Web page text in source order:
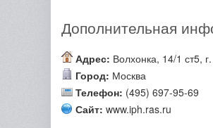
Дополнительная
Адрес: Волхонка, 14/1 ст5,
Город: Москва
Телефон: (495) 697-95-69
Сайт: www.iph.ras.ru